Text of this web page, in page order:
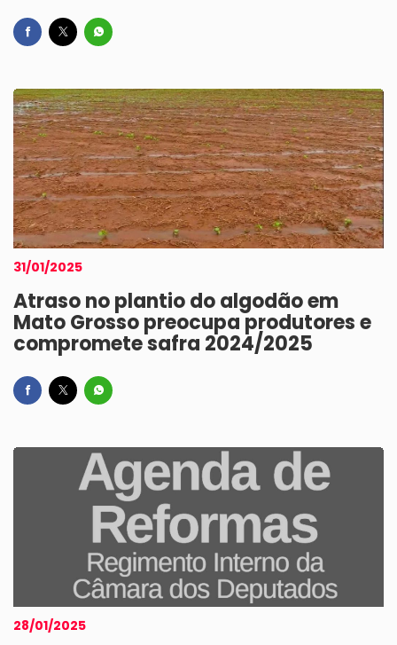
31/01/2025
Atraso no plantio do algodão em
Mato Grosso preocupa produtores e
compromete safra 2024/2025
28/01/2025